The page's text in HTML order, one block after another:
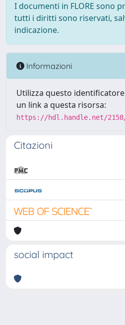
I documenti in FLORE sono
tutti i diritti sono riservati,
indicazione.
Informazioni
Utilizza questo
un link a questa risorsa:
https://hdl.handle.net/2158/
Citazioni
social impact